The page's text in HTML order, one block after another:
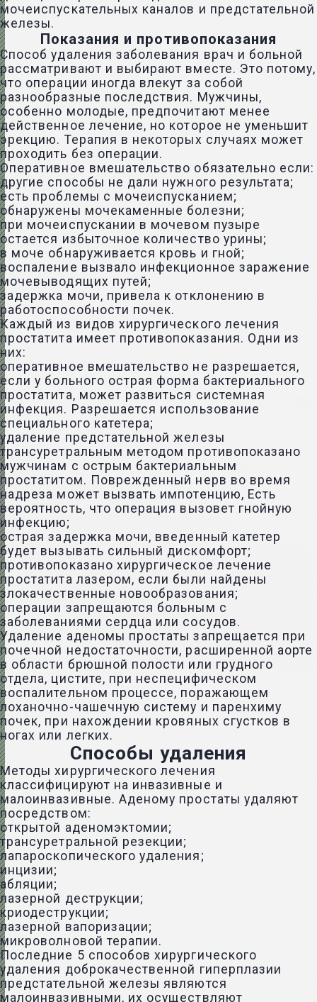
мочеиспускательных каналов и предстательной
железы.
Показания и противопоказания
Способ удаления заболевания врач и больной
рассматривают и выбирают вместе. Это потому,
что операции иногда влекут за собой
разнообразные последствия. Мужчины,
особенно молодые, предпочитают менее
действенное лечение, но которое не уменьшит
эрекцию. Терапия в некоторых случаях может
проходить без операции.
Оперативное вмешательство обязательно если:
другие способы не дали нужного результата;
есть проблемы с мочеиспусканием;
обнаружены мочекаменные болезни;
при мочеиспускании в мочевом пузыре
остается избыточное количество урины;
в моче обнаруживается кровь и гной;
воспаление вызвало инфекционное заражение
мочевыводящих путей;
задержка мочи, привела к отклонению в
работоспособности почек.
Каждый из видов хирургического лечения
простатита имеет противопоказания. Одни из
них:
оперативное вмешательство не разрешается,
если у больного острая форма бактериального
простатита, может развиться системная
инфекция. Разрешается использование
специального катетера;
удаление предстательной железы
трансуретральным методом противопоказано
мужчинам с острым бактериальным
простатитом. Поврежденный нерв во время
надреза может вызвать импотенцию, Есть
вероятность, что операция вызовет гнойную
инфекцию;
острая задержка мочи, введенный катетер
будет вызывать сильный дискомфорт;
противопоказано хирургическое лечение
простатита лазером, если были найдены
злокачественные новообразования;
операции запрещаются больным с
заболеваниями сердца или сосудов.
Удаление аденомы простаты запрещается при
почечной недостаточности, расширенной аорте
в области брюшной полости или грудного
отдела, цистите, при неспецифическом
воспалительном процессе, поражающем
лоханочно-чашечную систему и паренхиму
почек, при нахождении кровяных сгустков в
ногах или легких.
Способы удаления
Методы хирургического лечения
классифицируют на инвазивные и
малоинвазивные. Аденому простаты удаляют
посредством:
открытой аденомэктомии;
трансуретральной резекции;
лапароскопического удаления;
инцизии;
абляции;
лазерной деструкции;
криодеструкции;
лазерной вапоризации;
микроволновой терапии.
Последние 5 способов хирургического
удаления доброкачественной гиперплазии
предстательной железы являются
малоинвазивными, их осуществляют